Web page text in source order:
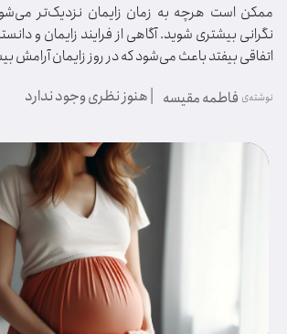
ممکن است هرچه به زمان زایمان نزدیک‌تر
نگرانی بیشتری شوید. آگاهی از فرایند زایمان و
اتفاقی بیفتد باعث می‌شود که در روز زایمان آرامش
نوشته‌ی فاطمه مقیسه | هنوز نظری وجود ندارد